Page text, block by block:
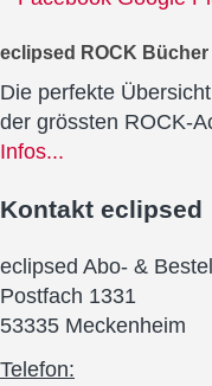
eclipsed ROCK Bücher
Die perfekte
der grössten ROCK-
Infos...
Kontakt eclipsed
eclipsed Abo- &
Postfach 1331
53335 Meckenheim
Telefon: